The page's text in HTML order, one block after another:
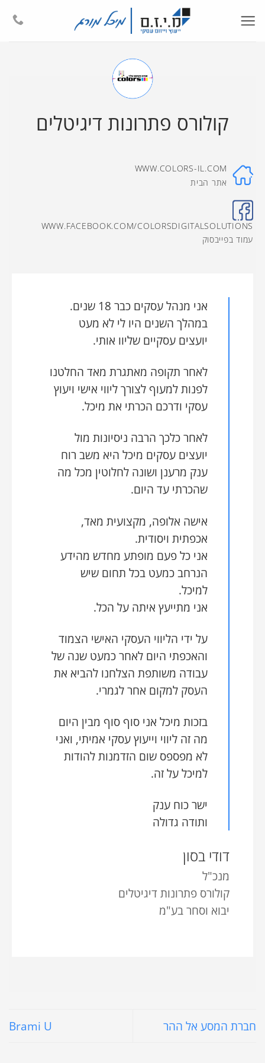
קולורס פתרונות דיגיטלים
WWW.COLORS-IL.COM
אתר הבית
WWW.FACEBOOK.COM/COLORSDIGITALSOLUTIONS
עמוד בפייבסוק
אני מנהל עסקים כבר 18 שנים.
במהלך השנים היו לי לא מעט
יועצים עסקיים שליוו אותי.
לאחר תקופה מאתגרת מאד החלטנו
לפנות למעוף לצורך ליווי אישי ויעוץ
עסקי ודרכם הכרתי את מיכל.
לאחר כלכך הרבה ניסיונות מול
יועצים עסקים מיכל היא משב רוח
ענק מרענן ושונה לחלוטין מכל מה
שהכרתי עד היום.
אישה אלופה, מקצועית מאד,
אכפתית ויסודית.
אני כל פעם מופתע מחדש מהידע
הנרחב כמעט בכל תחום שיש
למיכל.
אני מתייעץ איתה על הכל.
על ידי הליווי העסקי האישי הצמוד
והאכפתי היום לאחר כמעט שנה של
עבודה משותפת הצלחנו להביא את
העסק למקום אחר לגמרי.
בזכות מיכל אני סוף סוף מבין היום
מה זה ליווי וייעוץ עסקי אמיתי, ואני
לא מפספס שום הזדמנות להודות
למיכל על זה.
ישר כוח ענק
ותודה גדולה
דודי בסון
מנכ"ל
קולורס פתרונות דיגיטלים
יבוא וסחר בע"מ
חברת המסע אל ההר Brami U